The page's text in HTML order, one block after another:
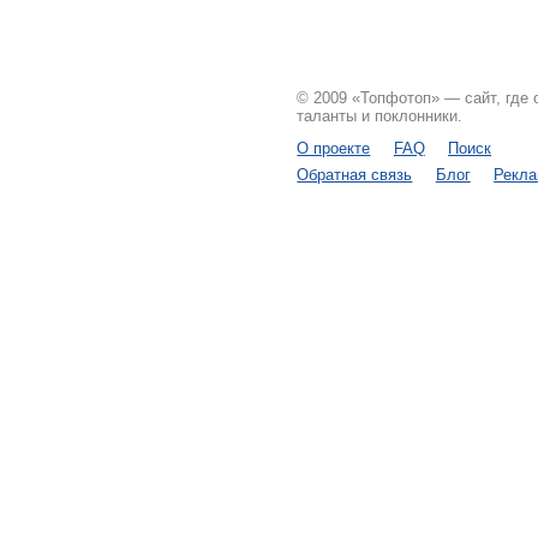
© 2009 «Топфотоп» — сайт, где
таланты и поклонники.
О проекте
FAQ
Поиск
Обратная связь
Блог